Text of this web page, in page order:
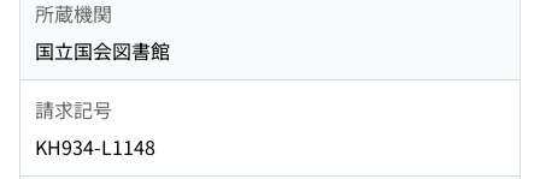
所蔵機関
国立国会図書館
請求記号
KH934-L1148